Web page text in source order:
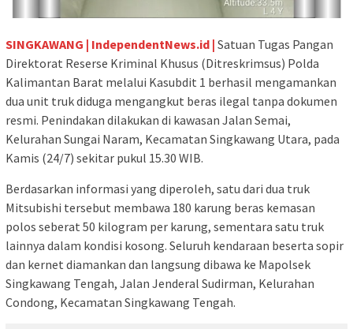
SINGKAWANG | IndependentNews.id | Satuan Tugas Pangan
Direktorat Reserse Kriminal Khusus (Ditreskrimsus) Polda
Kalimantan Barat melalui Kasubdit 1 berhasil mengamankan
dua unit truk diduga mengangkut beras ilegal tanpa dokumen
resmi. Penindakan dilakukan di kawasan Jalan Semai,
Kelurahan Sungai Naram, Kecamatan Singkawang Utara, pada
Kamis (24/7) sekitar pukul 15.30 WIB.
Berdasarkan informasi yang diperoleh, satu dari dua truk
Mitsubishi tersebut membawa 180 karung beras kemasan
polos seberat 50 kilogram per karung, sementara satu truk
lainnya dalam kondisi kosong. Seluruh kendaraan beserta sopir
dan kernet diamankan dan langsung dibawa ke Mapolsek
Singkawang Tengah, Jalan Jenderal Sudirman, Kelurahan
Condong, Kecamatan Singkawang Tengah.